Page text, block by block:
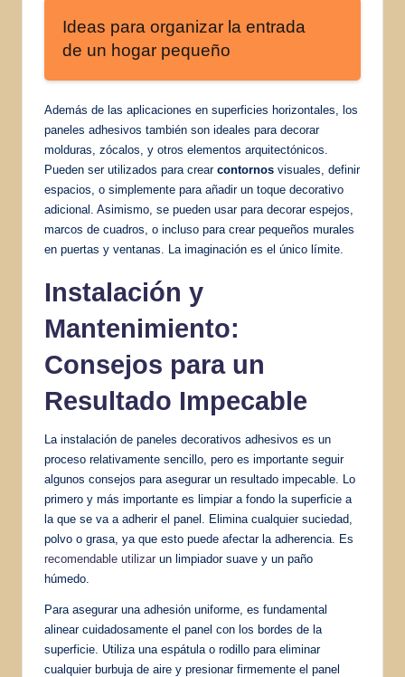
Ideas para organizar la entrada
de un hogar pequeño
Además de las aplicaciones en superficies horizontales, los
paneles adhesivos también son ideales para decorar
molduras, zócalos, y otros elementos arquitectónicos.
Pueden ser utilizados para crear contornos visuales, definir
espacios, o simplemente para añadir un toque decorativo
adicional. Asimismo, se pueden usar para decorar espejos,
marcos de cuadros, o incluso para crear pequeños murales
en puertas y ventanas. La imaginación es el único límite.
Instalación y
Mantenimiento:
Consejos para un
Resultado Impecable
La instalación de paneles decorativos adhesivos es un
proceso relativamente sencillo, pero es importante seguir
algunos consejos para asegurar un resultado impecable. Lo
primero y más importante es limpiar a fondo la superficie a
la que se va a adherir el panel. Elimina cualquier suciedad,
polvo o grasa, ya que esto puede afectar la adherencia. Es
recomendable utilizar un limpiador suave y un paño
húmedo.
Para asegurar una adhesión uniforme, es fundamental
alinear cuidadosamente el panel con los bordes de la
superficie. Utiliza una espátula o rodillo para eliminar
cualquier burbuja de aire y presionar firmemente el panel